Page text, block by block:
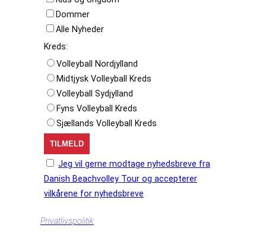
Dommer
Alle Nyheder
Kreds:
Volleyball Nordjylland
Midtjysk Volleyball Kreds
Volleyball Sydjylland
Fyns Volleyball Kreds
Sjællands Volleyball Kreds
Jeg vil gerne modtage nyhedsbreve fra
Danish Beachvolley Tour og accepterer
vilkårene for nyhedsbreve
Privatlivspolitik